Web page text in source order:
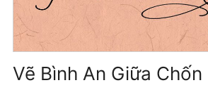
Vẽ Bình An Giữa